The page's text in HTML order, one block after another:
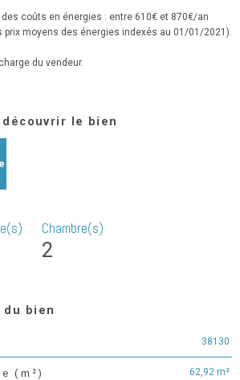
des coûts en énergies : entre 610€ et 870€/an
prix moyens des énergies indexés au 01/01/2021).
du vendeur.
découvrir le bien
Chambre(s)
2
bien
38130
(m²) 62,92 m²